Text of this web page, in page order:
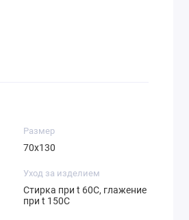
Размер
70х130
Уход за изделием
Стирка при t 60С, глажение
при t 150С